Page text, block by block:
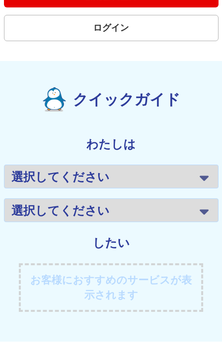
ログイン
クイックガイド
わたしは
したい
お客様におすすめのサービスが表
示されます